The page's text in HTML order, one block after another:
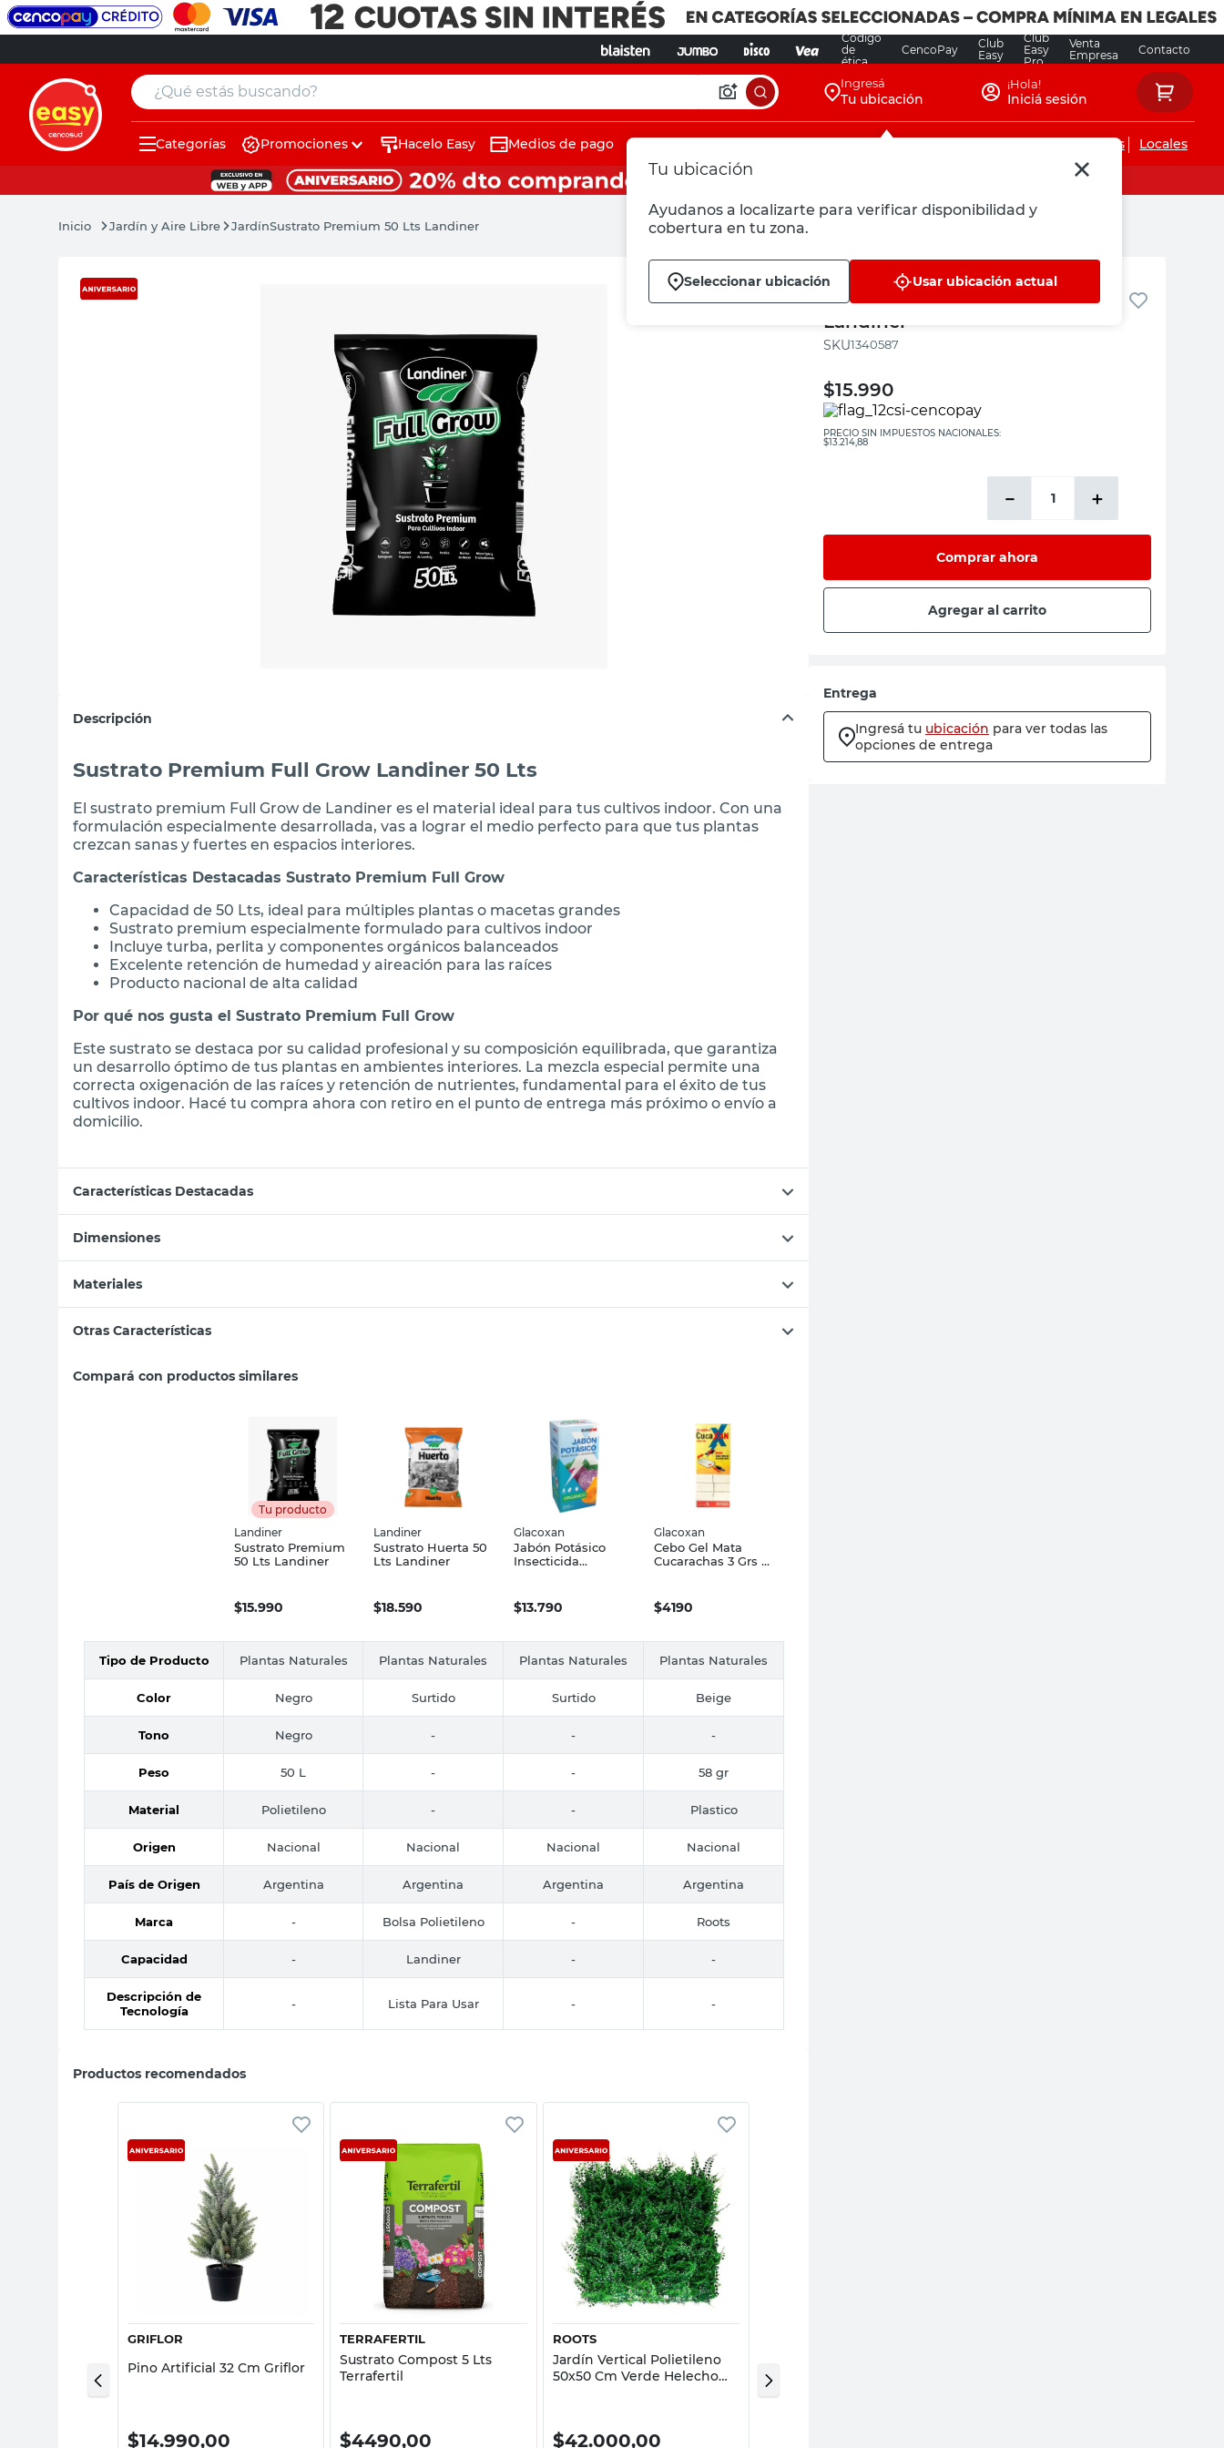
Código
de
ética
CencoPay
Club
Easy
Club
Easy
Pro
Venta
Empresa
Contacto
¿Qué estás buscando? Ingresá
Tu ubicación
Tu ubicación
Ayudanos a localizarte para verificar disponibilidad y
cobertura en tu zona.
Seleccionar ubicación Usar ubicación actual
¡Hola!
Iniciá sesión
Categorías Promociones Hacelo Easy Medios de pago Servicios de instalaciones Locales
Jardín y Aire Libre JardínSustrato Premium 50 Lts Landiner
Descripción
Sustrato Premium Full Grow Landiner 50 Lts
El sustrato premium Full Grow de Landiner es el material ideal para tus cultivos indoor. Con una
formulación especialmente desarrollada, vas a lograr el medio perfecto para que tus plantas
crezcan sanas y fuertes en espacios interiores.
Características Destacadas Sustrato Premium Full Grow
Capacidad de 50 Lts, ideal para múltiples plantas o macetas grandes
Sustrato premium especialmente formulado para cultivos indoor
Incluye turba, perlita y componentes orgánicos balanceados
Excelente retención de humedad y aireación para las raíces
Producto nacional de alta calidad
Por qué nos gusta el Sustrato Premium Full Grow
Este sustrato se destaca por su calidad profesional y su composición equilibrada, que garantiza
un desarrollo óptimo de tus plantas en ambientes interiores. La mezcla especial permite una
correcta oxigenación de las raíces y retención de nutrientes, fundamental para el éxito de tus
cultivos indoor. Hacé tu compra ahora con retiro en el punto de entrega más próximo o envío a
domicilio.
Características Destacadas
Dimensiones
Materiales
Otras Características
Compará con productos similares
Tu producto
Landiner
Sustrato Premium
50 Lts Landiner
$15.990
Landiner
Sustrato Huerta 50
Lts Landiner
$18.590
Glacoxan
Jabón Potásico
Insecticida
$13.790
Glacoxan
Cebo Gel Mata
Cucarachas 3 Grs 6
$4190
Tipo de Producto Plantas Naturales Plantas Naturales Plantas Naturales Plantas Naturales
Color Negro Surtido Surtido Beige
Tono Negro - - -
Peso 50 L - - 58 gr
Material Polietileno - - Plastico
Origen Nacional Nacional Nacional Nacional
País de Origen Argentina Argentina Argentina Argentina
Marca - Bolsa Polietileno - Roots
Capacidad - Landiner - -
Descripción de
Tecnología
- Lista Para Usar - -
Productos recomendados
Vista rápida
GRIFLOR
Pino Artificial 32 Cm Griflor
$14.990,00
Vista rápida
TERRAFERTIL
Sustrato Compost 5 Lts
Terrafertil
$4490,00
Vista rápida
ROOTS
Jardín Vertical Polietileno
50x50 Cm Verde Helecho
$42.000,00
Roots
Landiner
Sustrato Premium 50 Lts
Landiner
:1340587
$15.990
PRECIO SIN IMPUESTOS NACIONALES:
$13.214,88
＋
－
Comprar ahora
Agregar al carrito
Entrega
Ingresá tu ubicación para ver todas las
opciones de entrega
muebles